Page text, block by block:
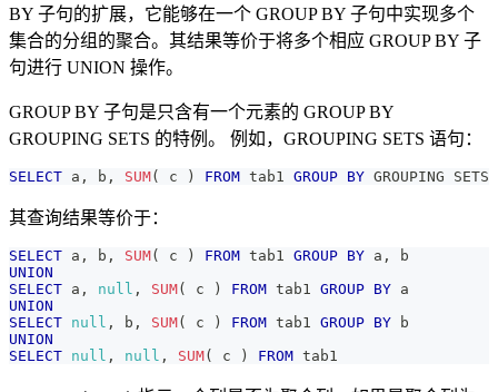
BY 子句的扩展，它能够在一个 GROUP BY 子句中实现多个
集合的分组的聚合。其结果等价于将多个相应 GROUP BY 子
句进行 UNION 操作。
GROUP BY 子句是只含有一个元素的 GROUP BY
GROUPING SETS 的特例。 例如，GROUPING SETS 语句：
SELECT a , b , SUM( c ) FROM tab1 GROUP BY GROUPING SETS
其查询结果等价于：
SELECT a , b , SUM( c ) FROM tab1 GROUP BY a ,
b
UNION
SELECT a , null , SUM( c ) FROM tab1 GROUP BY a
UNION
SELECT null , b , SUM( c ) FROM tab1 GROUP BY b
UNION
SELECT null , null , SUM( c ) FROM tab1